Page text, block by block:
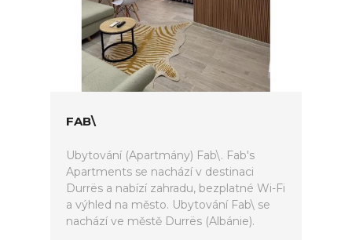
FAB\
Ubytování (Apartmány) Fab\. Fab's
Apartments se nachází v destinaci
Durrës a nabízí zahradu, bezplatné Wi-Fi
a výhled na město. Ubytování Fab\ se
nachází ve městě Durrës (Albánie).